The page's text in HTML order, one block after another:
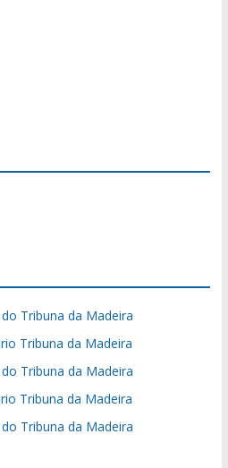
Tribuna da Madeira
Tribuna da Madeira
Tribuna da Madeira
Tribuna da Madeira
Tribuna da Madeira